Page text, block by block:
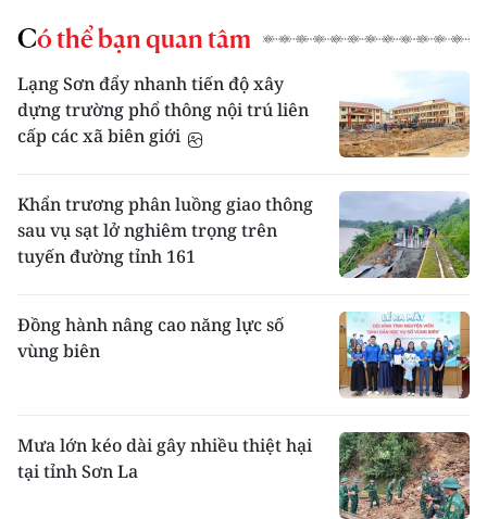
Có thể bạn quan tâm
Lạng Sơn đẩy nhanh tiến độ xây
dựng trường phổ thông nội trú liên
cấp các xã biên giới
Khẩn trương phân luồng giao thông
sau vụ sạt lở nghiêm trọng trên
tuyến đường tỉnh 161
Đồng hành nâng cao năng lực số
vùng biên
Mưa lớn kéo dài gây nhiều thiệt hại
tại tỉnh Sơn La